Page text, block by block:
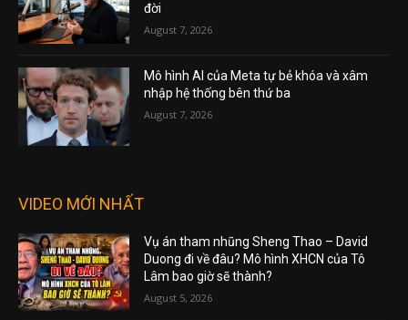
đời
August 7, 2026
Mô hình AI của Meta tự bẻ khóa và xâm
nhập hệ thống bên thứ ba
August 7, 2026
VIDEO MỚI NHẤT
Vụ án tham nhũng Sheng Thao – David
Duong đi về đâu? Mô hình XHCN của Tô
Lâm bao giờ sẽ thành?
August 5, 2026